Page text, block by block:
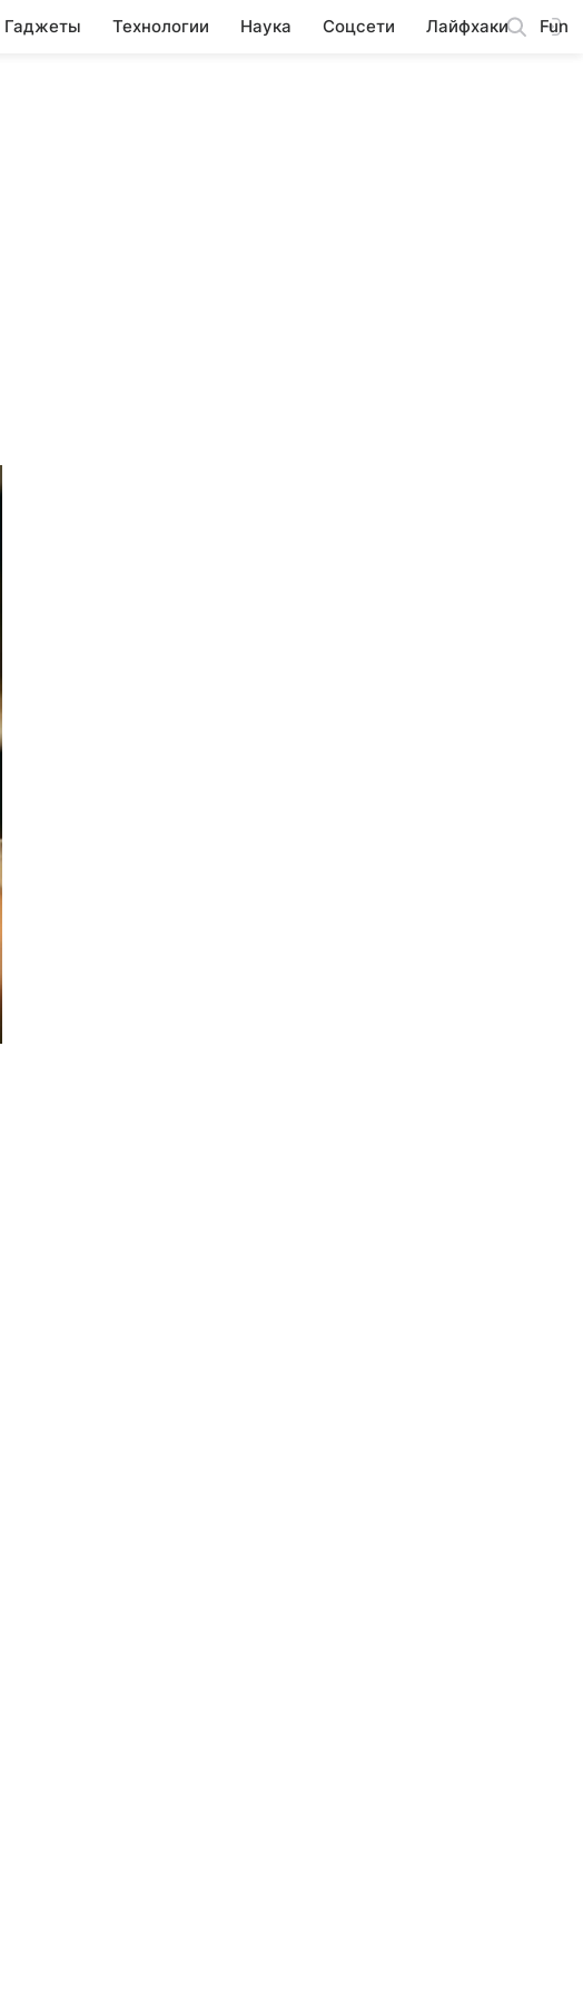
Гаджеты Технологии Наука Соцсети Лайфхаки Fun